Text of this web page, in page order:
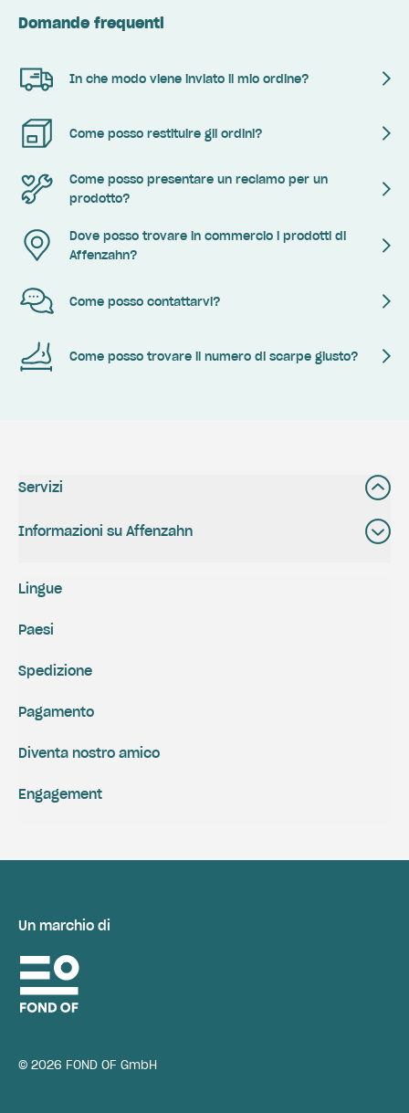
Domande frequenti
In che modo viene inviato il mio ordine?
Come posso restituire gli ordini?
Come posso presentare un reclamo per un
prodotto?
Dove posso trovare in commercio i prodotti di
Affenzahn?
Come posso contattarvi?
Come posso trovare il numero di scarpe giusto?
Servizi
Informazioni su Affenzahn
Spedizione
Pagamento
Engagement
Diventa nostro amico
Lingue
Paesi
Un marchio di
© 2026 FOND OF GmbH